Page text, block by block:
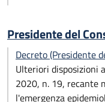
Presidente del
Decreto (Presidente
Ulteriori disposizioni
2020, n. 19, recante
l'emergenza